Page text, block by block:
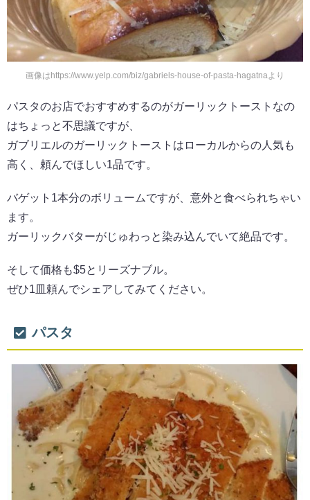
画像はhttps://www.yelp.com/biz/gabriels-house-of-pasta-hagatnaより
パスタのお店でおすすめするのがガーリックトーストなの
はちょっと不思議ですが、
ガブリエルのガーリックトーストはローカルからの人気も
高く、頼んでほしい1品です。
バゲット1本分のボリュームですが、意外と食べられちゃい
ます。
ガーリックバターがじゅわっと染み込んでいて絶品です。
そして価格も$5とリーズナブル。
ぜひ1皿頼んでシェアしてみてください。
パスタ